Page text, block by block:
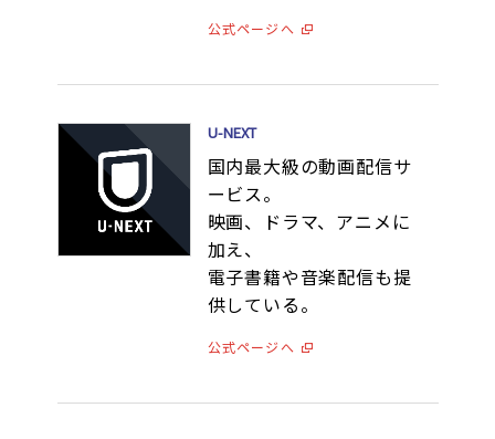
公式ページへ
U-NEXT
国内最大級の動画配信サ
ービス。
映画、ドラマ、アニメに
加え、
電子書籍や音楽配信も提
供している。
公式ページへ